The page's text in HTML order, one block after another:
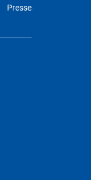
Presse